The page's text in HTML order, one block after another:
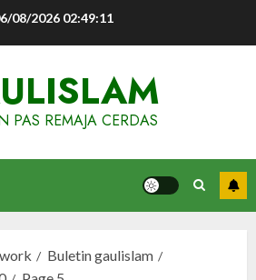
08/2026 02:49:12
PAS REMAJA CERDAS
Buletin gaulislam